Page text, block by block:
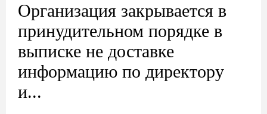
Организация закрывается в
принудительном порядке в
выписке не доставке
информацию по директору
и...